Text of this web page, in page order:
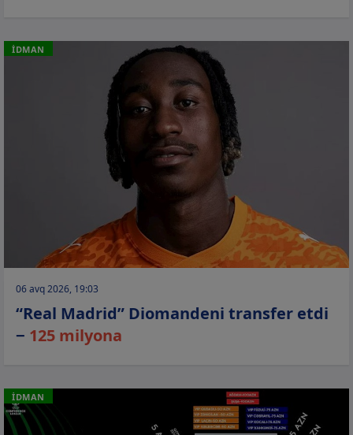
İDMAN
06 avq 2026, 19:03
“Real Madrid” Diomandeni transfer etdi
− 125 milyona
İDMAN